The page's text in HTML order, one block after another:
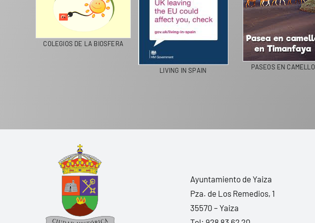
COLEGIOS DE LA BIOSFERA
LIVING IN SPAIN PASEOS EN CAMELLO
Ayuntamiento de Yaiza
Pza. de Los Remedios, 1
35570 – Yaiza